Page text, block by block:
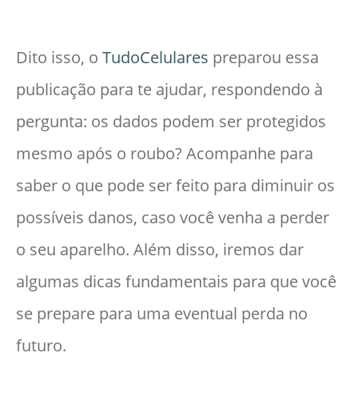
Dito isso, o TudoCelulares preparou essa
publicação para te ajudar, respondendo à
pergunta: os dados podem ser protegidos
mesmo após o roubo? Acompanhe para
saber o que pode ser feito para diminuir os
possíveis danos, caso você venha a perder
o seu aparelho. Além disso, iremos dar
algumas dicas fundamentais para que você
se prepare para uma eventual perda no
futuro.